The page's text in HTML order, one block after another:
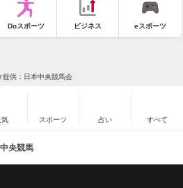
Doスポーツ ビジネス eスポーツ
提供：日本中央競馬会
気 スポーツ 占い すべて
中央競馬